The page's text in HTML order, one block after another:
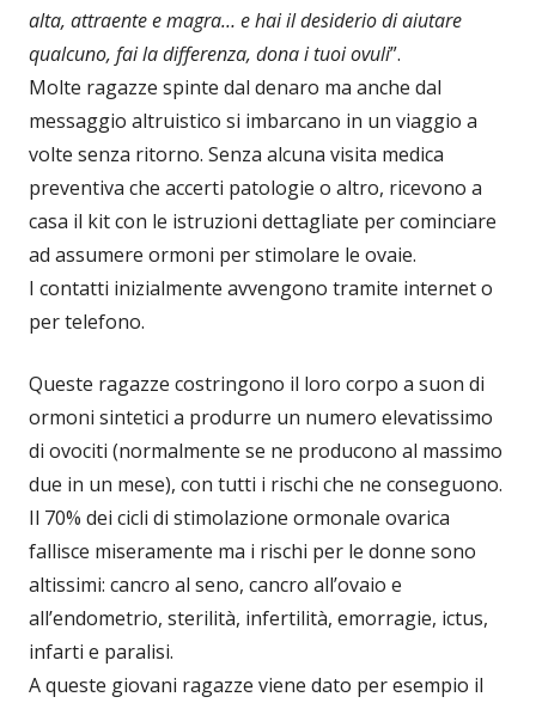
alta, attraente e magra… e hai il desiderio di aiutare
qualcuno, fai la differenza, dona i tuoi ovuli”.
Molte ragazze spinte dal denaro ma anche dal
messaggio altruistico si imbarcano in un viaggio a
volte senza ritorno. Senza alcuna visita medica
preventiva che accerti patologie o altro, ricevono a
casa il kit con le istruzioni dettagliate per cominciare
ad assumere ormoni per stimolare le ovaie.
I contatti inizialmente avvengono tramite internet o
per telefono.
Queste ragazze costringono il loro corpo a suon di
ormoni sintetici a produrre un numero elevatissimo
di ovociti (normalmente se ne producono al massimo
due in un mese), con tutti i rischi che ne conseguono.
Il 70% dei cicli di stimolazione ormonale ovarica
fallisce miseramente ma i rischi per le donne sono
altissimi: cancro al seno, cancro all’ovaio e
all’endometrio, sterilità, infertilità, emorragie, ictus,
infarti e paralisi.
A queste giovani ragazze viene dato per esempio il